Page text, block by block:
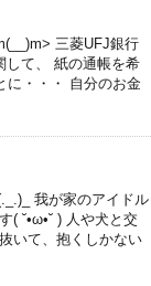
三菱UFJ銀行
して、 紙の通帳を希
に・・・ 自分のお金
我が家のアイドル
( ˘•ω•˘ ) 人や犬と交
いて、抱くしかない